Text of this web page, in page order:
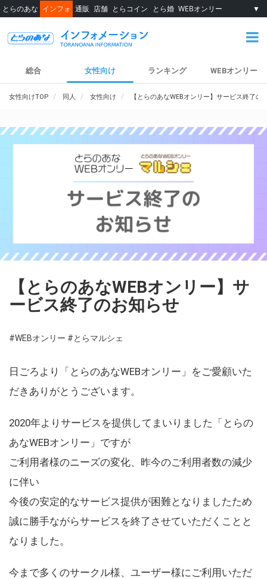
とらのあな インフォ 通販 店舗 とらコイン とら婚 WEBオンリー ▼
総合 女性向け ランキング WEBオンリー
女性向けTOP 同人 女性向け 【とらのあなWEBオンリー】サービス終了の
【とらのあなWEBオンリー】サ
ービス終了のお知らせ
#WEBオンリー #とらマルシェ
日ごろより「とらのあなWEBオンリー」をご愛顧いた
だきありがとうございます。
2020年よりサービスを提供してまいりました「とらの
あなWEBオンリー」ですが
ご利用者様のニーズの変化、昨今のご利用者数の減少
に伴い
今後の安定的なサービス提供が困難となりましたため
誠に勝手ながらサービスを終了させていただくことと
なりました。
今まで多くのサークル様、ユーザー様にご利用いただ